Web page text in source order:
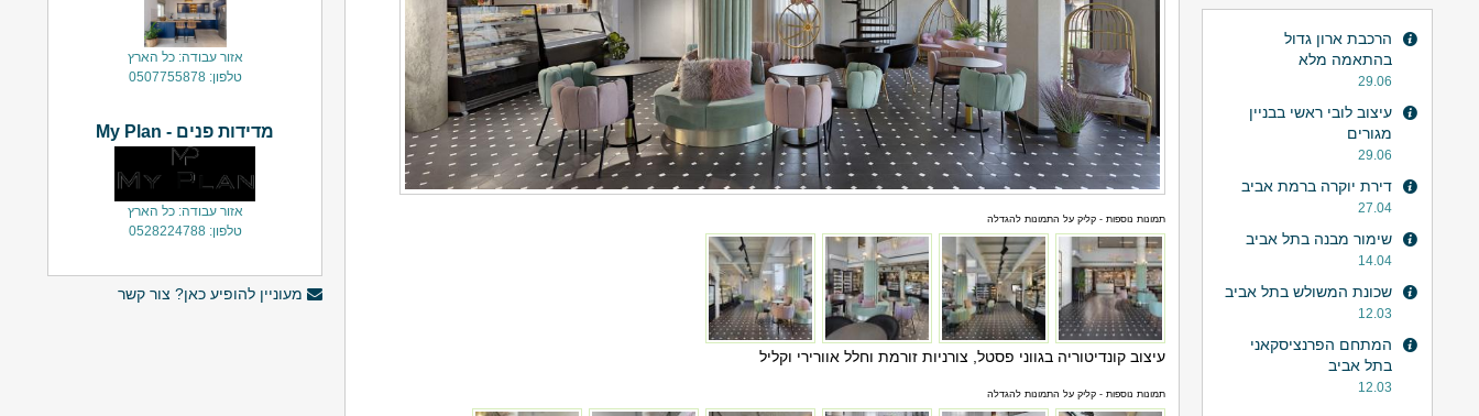
תמונות נוספות - קליק על התמונות להגדלה
עיצוב קונדיטוריה בגווני פסטל, צורניות זורמת וחלל אוורירי וקליל
תמונות נוספות - קליק על התמונות להגדלה
אזור עבודה: כל הארץ
טלפון: 0507755878
מדידות פנים - My Plan
אזור עבודה: כל הארץ
טלפון: 0528224788
מעוניין להופיע כאן? צור קשר
הרכבת ארון גדול
בהתאמה מלא
29.06
עיצוב לובי ראשי בבניין
מגורים
29.06
דירת יוקרה ברמת אביב
27.04
שימור מבנה בתל אביב
14.04
שכונת המשולש בתל אביב
12.03
המתחם הפרנציסקאני
בתל אביב
12.03